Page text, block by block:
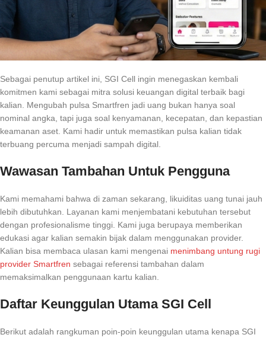
Sebagai penutup artikel ini, SGI Cell ingin menegaskan kembali
komitmen kami sebagai mitra solusi keuangan digital terbaik bagi
kalian. Mengubah pulsa Smartfren jadi uang bukan hanya soal
nominal angka, tapi juga soal kenyamanan, kecepatan, dan kepastian
keamanan aset. Kami hadir untuk memastikan pulsa kalian tidak
terbuang percuma menjadi sampah digital.
Wawasan Tambahan Untuk Pengguna
Kami memahami bahwa di zaman sekarang, likuiditas uang tunai jauh
lebih dibutuhkan. Layanan kami menjembatani kebutuhan tersebut
dengan profesionalisme tinggi. Kami juga berupaya memberikan
edukasi agar kalian semakin bijak dalam menggunakan provider.
Kalian bisa membaca ulasan kami mengenai menimbang untung rugi
provider Smartfren sebagai referensi tambahan dalam
memaksimalkan penggunaan kartu kalian.
Daftar Keunggulan Utama SGI Cell
Berikut adalah rangkuman poin-poin keunggulan utama kenapa SGI